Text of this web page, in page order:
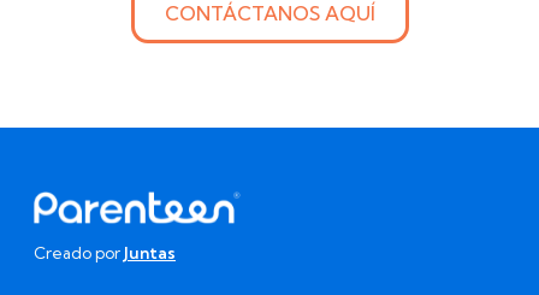
CONTÁCTANOS AQUÍ
Creado por Juntas